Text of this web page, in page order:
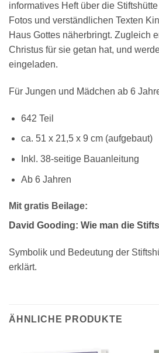
informatives Heft über die
Fotos und verständlichen Texten
Haus Gottes näherbringt. Zugleich
Christus für sie getan hat, und
eingeladen.
Für Jungen und Mädchen ab 6
642 Teil
ca. 51 x 21,5 x 9 cm (aufgebaut)
Inkl. 38-seitige Bauanleitung
Ab 6 Jahren
Mit gratis Beilage:
David Gooding: Wie man die
Symbolik und Bedeutung der
erklärt.
ÄHNLICHE PRODUKTE